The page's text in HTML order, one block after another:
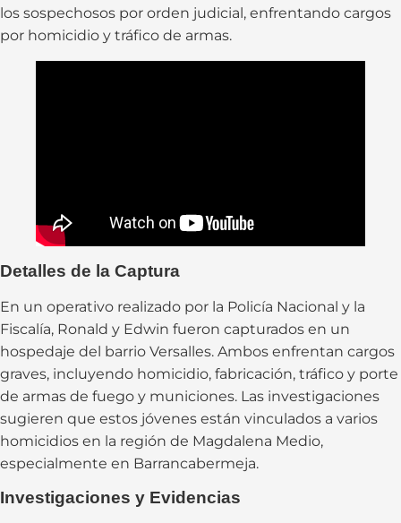
los sospechosos por orden judicial, enfrentando cargos
por homicidio y tráfico de armas.
Detalles de la Captura
En un operativo realizado por la Policía Nacional y la
Fiscalía, Ronald y Edwin fueron capturados en un
hospedaje del barrio Versalles. Ambos enfrentan cargos
graves, incluyendo homicidio, fabricación, tráfico y porte
de armas de fuego y municiones. Las investigaciones
sugieren que estos jóvenes están vinculados a varios
homicidios en la región de Magdalena Medio,
especialmente en Barrancabermeja.
Investigaciones y Evidencias